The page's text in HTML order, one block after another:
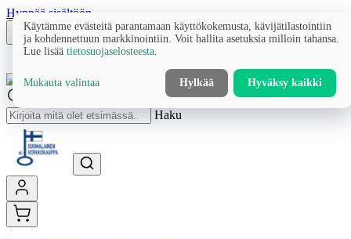
Hyppää sisältöön
Haku
Käytämme evästeitä parantamaan käyttökokemusta, kävijätilastointiin
ja kohdennettuun markkinointiin. Voit hallita asetuksia milloin tahansa.
Lue lisää tietosuojaselosteesta
Mukauta valintaa Hylkää Hyväksy kaikki